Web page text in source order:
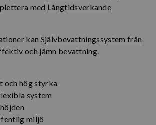
med Långtidsverkande
kan Självbevattningssystem från
och jämn bevattning.
och hög styrka
system
miljö